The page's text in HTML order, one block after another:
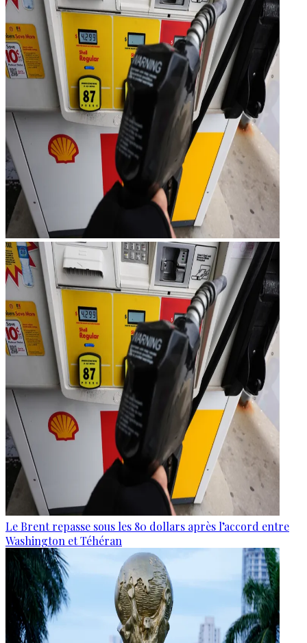
Le Brent repasse sous les 80 dollars après l’accord entre
Washington et Téhéran